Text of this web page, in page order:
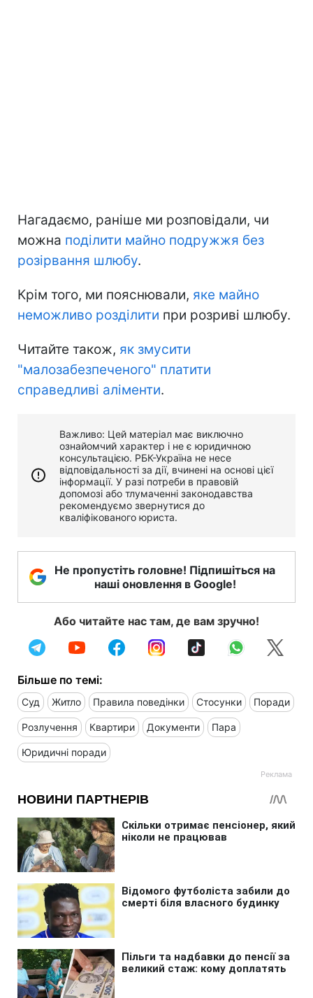
Нагадаємо, раніше ми розповідали, чи
можна поділити майно подружжя без
розірвання шлюбу.
Крім того, ми пояснювали, яке майно
неможливо розділити при розриві шлюбу.
Читайте також, як змусити
"малозабезпеченого" платити
справедливі аліменти.
Важливо: Цей матеріал має виключно
ознайомчий характер і не є юридичною
консультацією. РБК-Україна не несе
відповідальності за дії, вчинені на основі цієї
інформації. У разі потреби в правовій
допомозі або тлумаченні законодавства
рекомендуємо звернутися до
кваліфікованого юриста.
Не пропустіть головне! Підпишіться на
наші оновлення в Google!
Або читайте нас там, де вам зручно!
Більше по темі:
Суд Житло Правила поведінки Стосунки Поради
Розлучення Квартири Документи Пара
Юридичні поради